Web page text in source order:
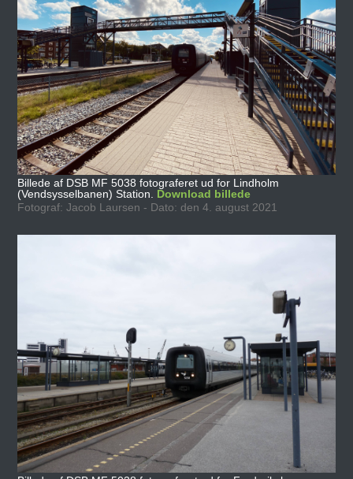
Billede af DSB MF 5038 fotograferet ud for Lindholm
(Vendsysselbanen) Station. Download billede
Fotograf: Jacob Laursen - Dato: den 4. august 2021